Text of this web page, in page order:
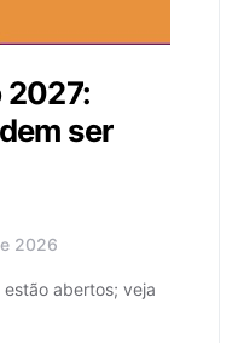
2027:
ser
2026
abertos; veja